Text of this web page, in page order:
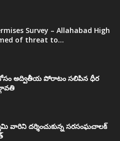
Survey – Allahabad High
of threat to...
అద్వితీయ పోరాటం సలిపిన ధీర
వారిని దర్శించుకున్న సరసంఘచాలక్